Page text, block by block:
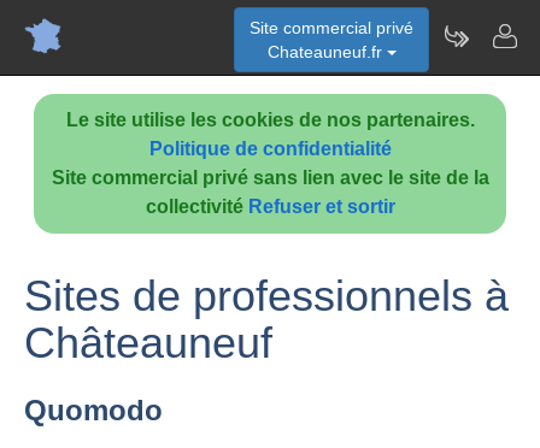
Le site utilise les cookies de nos partenaires.
Politique de confidentialité
Site commercial privé sans lien avec le site de la
collectivité Refuser et sortir
Site commercial privé
Chateauneuf.fr
Sites de professionnels à
Châteauneuf
Quomodo